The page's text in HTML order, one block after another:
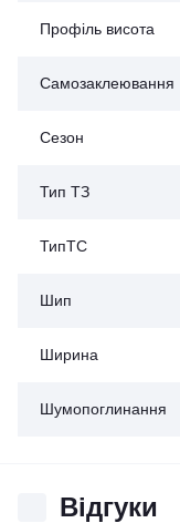
Профіль висота
Самозаклеювання
Сезон
Тип ТЗ
ТипТС
Шип
Ширина
Шумопоглинання
Відгуки